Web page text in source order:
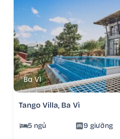
Ba Vì
Tango Villa, Ba Vì
5 ngủ 9 giường